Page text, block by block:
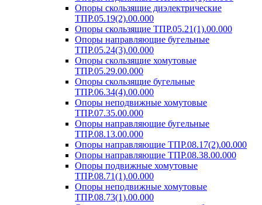
Опоры скользящие диэлектрические
ТПР.05.19(2).00.000
Опоры скользящие ТПР.05.21(1).00.000
Опоры направляющие бугельные
ТПР.05.24(3).00.000
Опоры скользящие хомутовые
ТПР.05.29.00.000
Опоры скользящие бугельные
ТПР.06.34(4).00.000
Опоры неподвижные хомутовые
ТПР.07.35.00.000
Опоры направляющие бугельные
ТПР.08.13.00.000
Опоры направляющие ТПР.08.17(2).00.000
Опоры направляющие ТПР.08.38.00.000
Опоры подвижные хомутовые
ТПР.08.71(1).00.000
Опоры неподвижные хомутовые
ТПР.08.73(1).00.000